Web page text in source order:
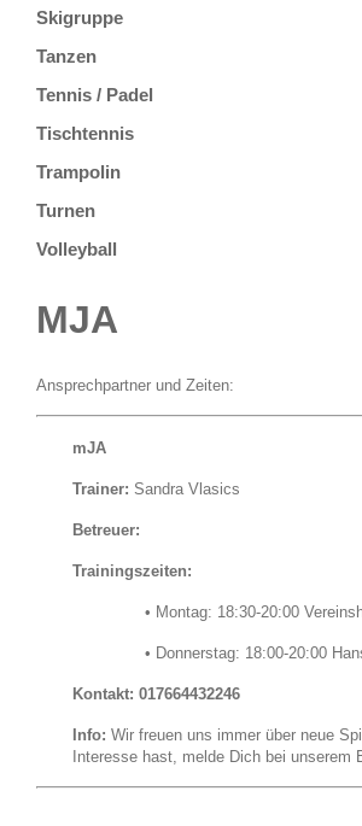
Skigruppe
Tanzen
Tennis / Padel
Tischtennis
Trampolin
Turnen
Volleyball
MJA
Ansprechpartner und Zeiten:
mJA
Trainer: Sandra Vlasics
Betreuer:
Trainingszeiten:
• Montag: 18:30-20:00
• Donnerstag: 18:00-20:00
Kontakt: 017664432246
Info: Wir freuen uns immer über neue
Interesse hast, melde Dich bei unserem